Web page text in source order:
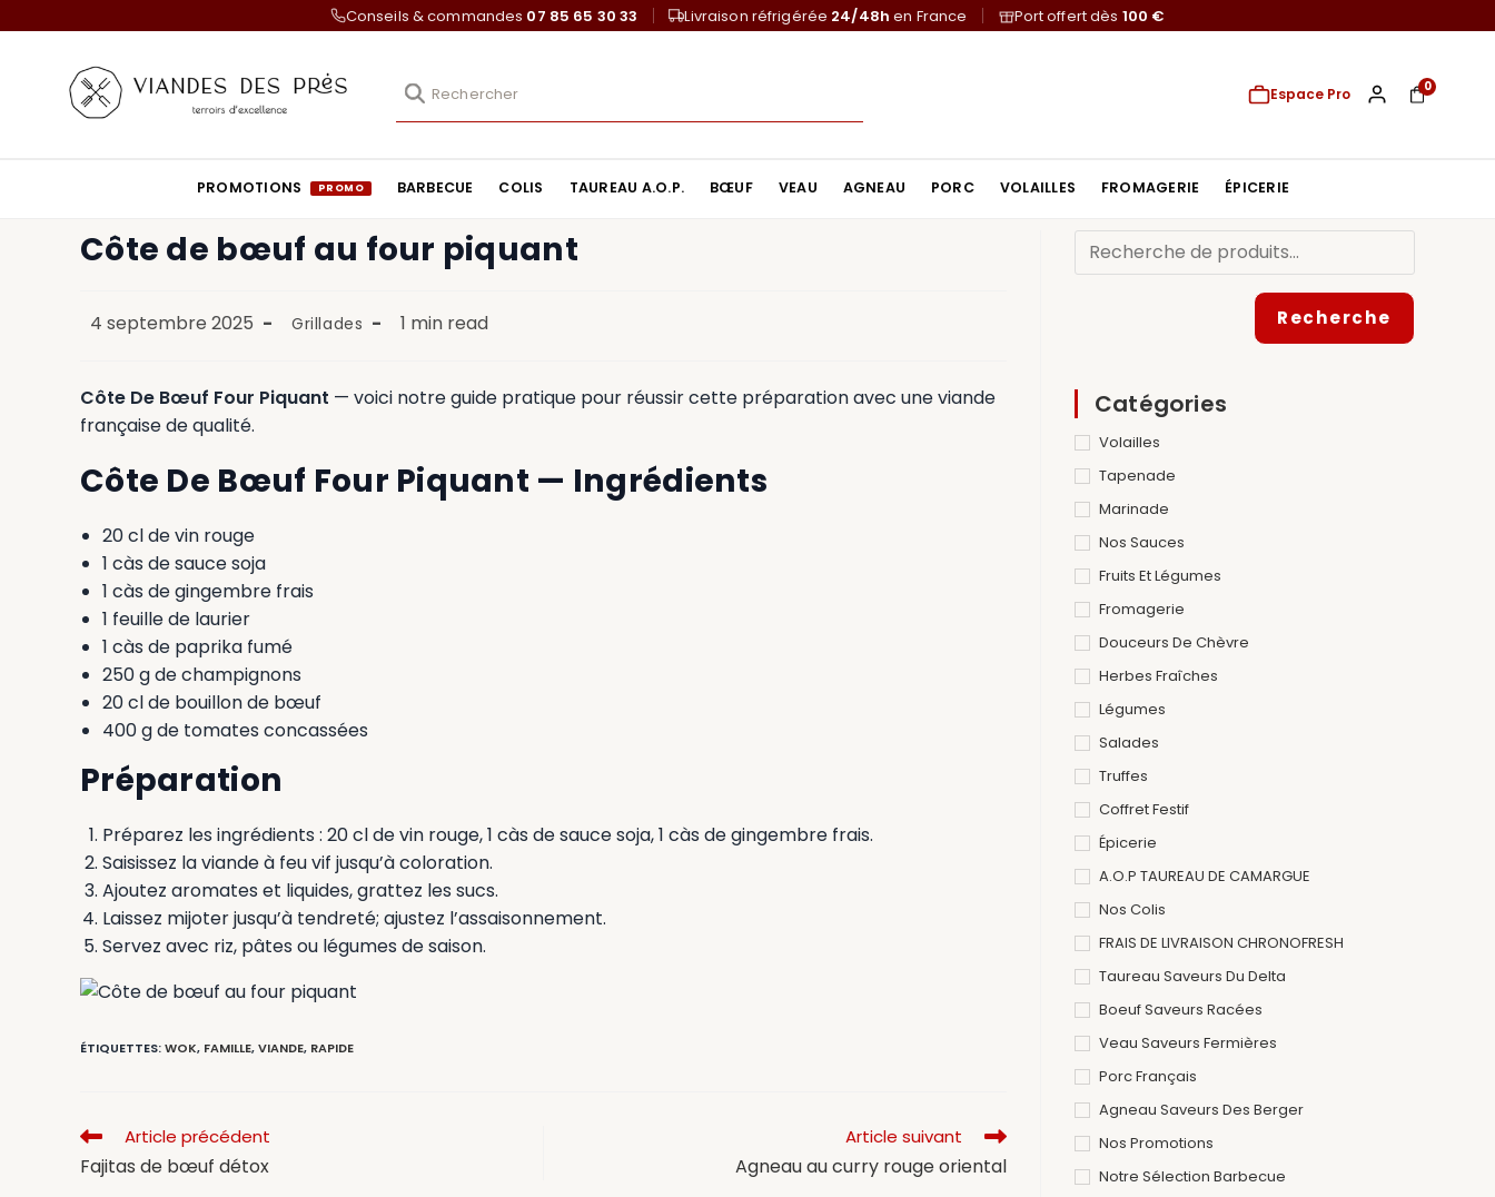
Conseils & commandes 07 85 65 30 33 Livraison réfrigérée 24/48h en France Port offert dès 100 €
Espace Pro 0
PROMOTIONS BARBECUE COLIS TAUREAU A.O.P. BŒUF VEAU AGNEAU PORC VOLAILLES FROMAGERIE ÉPICERIE
Côte de bœuf au four piquant
4 septembre 2025 Grillades 1 min read
Côte De Bœuf Four Piquant — voici notre guide pratique pour réussir cette préparation avec une viande
française de qualité.
Côte De Bœuf Four Piquant — Ingrédients
20 cl de vin rouge
1 càs de sauce soja
1 càs de gingembre frais
1 feuille de laurier
1 càs de paprika fumé
250 g de champignons
20 cl de bouillon de bœuf
400 g de tomates concassées
Préparation
Préparez les ingrédients : 20 cl de vin rouge, 1 càs de sauce soja, 1 càs de gingembre frais.
Saisissez la viande à feu vif jusqu’à coloration.
Ajoutez aromates et liquides, grattez les sucs.
Laissez mijoter jusqu’à tendreté; ajustez l’assaisonnement.
Servez avec riz, pâtes ou légumes de saison.
ÉTIQUETTES:WOK, FAMILLE,VIANDE, RAPIDE
Article précédent
Fajitas de bœuf détox
Article suivant
Agneau au curry rouge oriental
Recherche
Catégories
Volailles
Tapenade
Marinade
Nos Sauces
Fruits Et Légumes
Fromagerie
Douceurs De Chèvre
Herbes Fraîches
Légumes
Salades
Truffes
Coffret Festif
Épicerie
A.O.P TAUREAU DE CAMARGUE
Nos Colis
FRAIS DE LIVRAISON CHRONOFRESH
Taureau Saveurs Du Delta
Boeuf Saveurs Racées
Veau Saveurs Fermières
Porc Français
Agneau Saveurs Des Berger
Nos Promotions
Notre Sélection Barbecue